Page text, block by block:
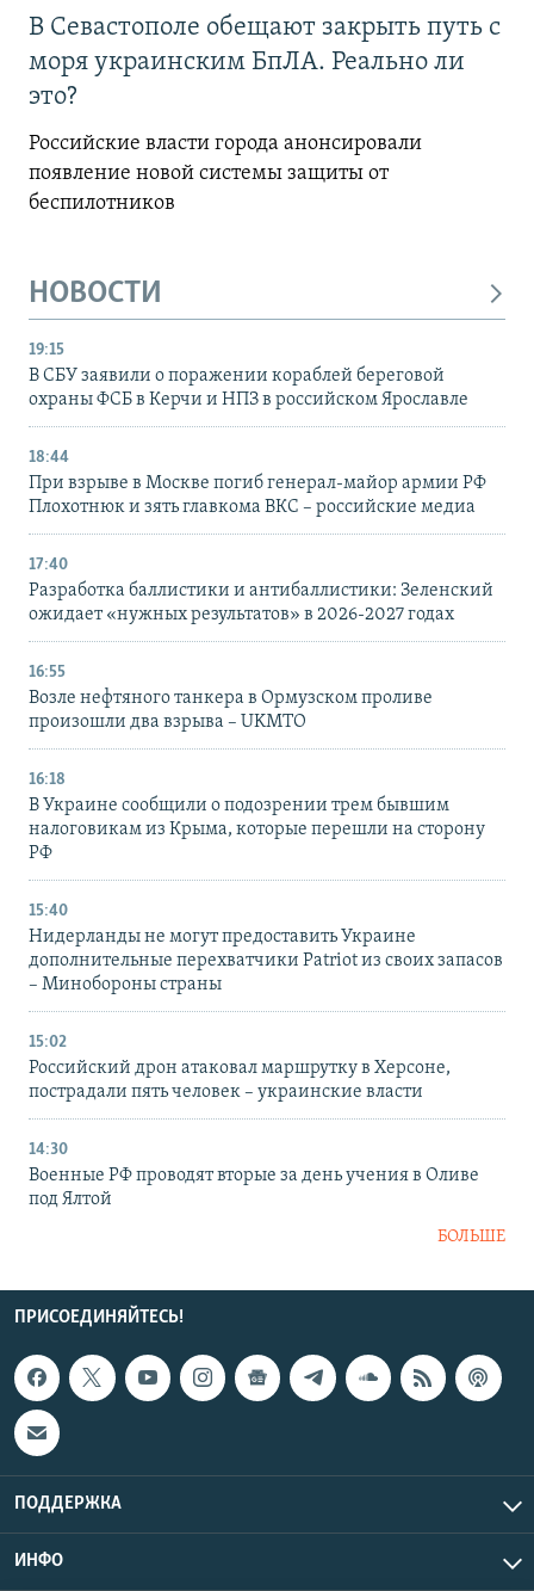
В Севастополе обещают закрыть путь с
моря украинским БпЛА. Реально ли
это?
Российские власти города анонсировали
появление новой системы защиты от
беспилотников
НОВОСТИ
19:15
В СБУ заявили о поражении кораблей береговой
охраны ФСБ в Керчи и НПЗ в российском Ярославле
18:44
При взрыве в Москве погиб генерал-майор армии РФ
Плохотнюк и зять главкома ВКС – российские медиа
17:40
Разработка баллистики и антибаллистики: Зеленский
ожидает «нужных результатов» в 2026-2027 годах
16:55
Возле нефтяного танкера в Ормузском проливе
произошли два взрыва – UKMTO
16:18
В Украине сообщили о подозрении трем бывшим
налоговикам из Крыма, которые перешли на сторону
РФ
15:40
Нидерланды не могут предоставить Украине
дополнительные перехватчики Patriot из своих запасов
– Минобороны страны
15:02
Российский дрон атаковал маршрутку в Херсоне,
пострадали пять человек – украинские власти
14:30
Военные РФ проводят вторые за день учения в Оливе
под Ялтой
БОЛЬШЕ
ПРИСОЕДИНЯЙТЕСЬ!
ПОДДЕРЖКА
ИНФО